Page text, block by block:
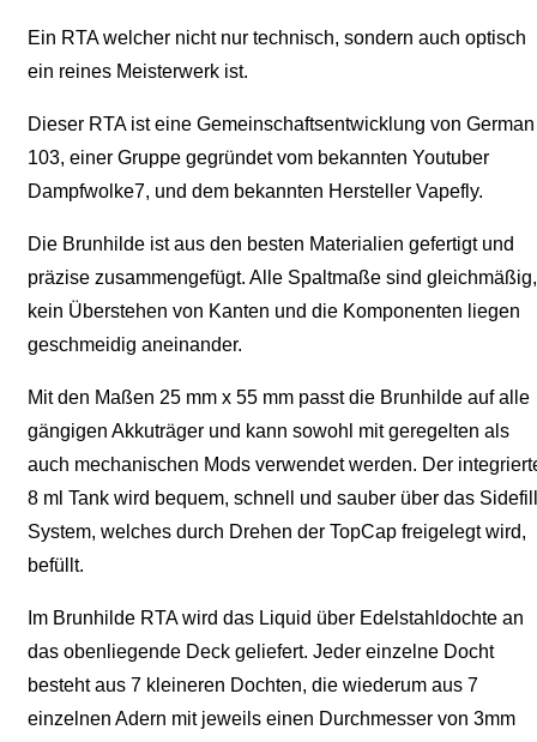
Ein RTA welcher nicht nur technisch, sondern auch optisch
ein reines Meisterwerk ist.
Dieser RTA ist eine Gemeinschaftsentwicklung von German
103, einer Gruppe gegründet vom bekannten Youtuber
Dampfwolke7, und dem bekannten Hersteller Vapefly.
Die Brunhilde ist aus den besten Materialien gefertigt und
präzise zusammengefügt. Alle Spaltmaße sind gleichmäßig,
kein Überstehen von Kanten und die Komponenten liegen
geschmeidig aneinander.
Mit den Maßen 25 mm x 55 mm passt die Brunhilde auf alle
gängigen Akkuträger und kann sowohl mit geregelten als
auch mechanischen Mods verwendet werden. Der
8 ml Tank wird bequem, schnell und sauber über das
System, welches durch Drehen der TopCap freigelegt wird,
befüllt.
Im Brunhilde RTA wird das Liquid über Edelstahldochte an
das obenliegende Deck geliefert. Jeder einzelne Docht
besteht aus 7 kleineren Dochten, die wiederum aus 7
einzelnen Adern mit jeweils einen Durchmesser von 3mm